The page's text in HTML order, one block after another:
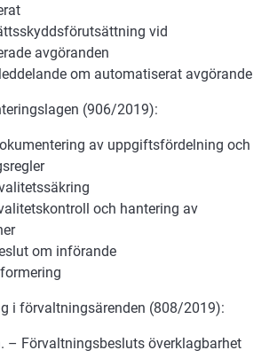
vid
avgöranden
om automatiserat avgörande
(906/2019):
av uppgiftsfördelning och
och hantering av
om införande
i förvaltningsärenden (808/2019):
– Förvaltningsbesluts överklagbarhet